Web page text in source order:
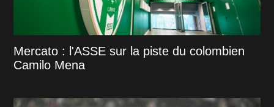
Mercato : l'ASSE sur la piste du colombien
Camilo Mena